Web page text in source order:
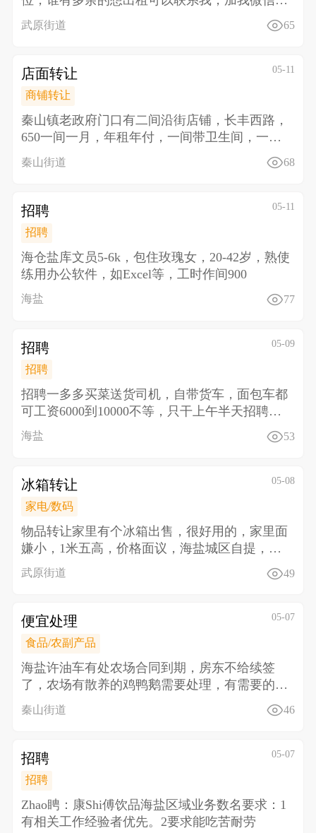
聊13013
武原街道 65
店面转让 05-11
商铺转让
秦山镇老政府门口有二间沿街店铺，长丰西路，
650一间一月，年租年付，一间带卫生间，一间
带厨房，对面文
秦山街道 68
招聘 05-11
招聘
海仓盐库文员5-6k，包住 玫瑰女，20-42岁，熟使
练用办公软件，如Excel等，工时作间900
海盐 77
招聘 05-09
招聘
招聘一多多买菜送货司机，自带货车，面包车都
可工资6000到10000不等，只干上午半天 招聘二
多多
海盐 53
冰箱转让 05-08
家电/数码
物品转让 家里有个冰箱出售，很好用的，家里面
嫌小，1米五高，价格面议，海盐城区自提，电
话13645
武原街道 49
便宜处理 05-07
食品/农副产品
海盐许油车有处农场合同到期，房东不给续签
了，农场有散养的鸡鸭鹅需要处理，有需要的联
系18157338
秦山街道 46
招聘 05-07
招聘
Zhao䀻：康Shi傅饮品海盐区域业务数名 要求： 1
有相关工作经验者优先。 2要求能吃苦耐劳